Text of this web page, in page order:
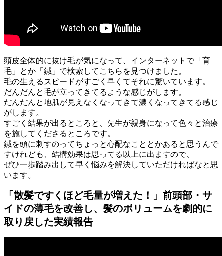
頭皮全体的に抜け毛が気になって、インターネットで「育
毛」とか「鍼」で検索してこちらを見つけました。
毛の生えるスピードがすごく早くてそれに驚いています。
だんだんと毛が立ってきてるような感じがします。
だんだんと地肌が見えなくなってきて濃くなってきてる感じ
がします。
すごく結果が出るところと、先生が親身になって色々と治療
を施してくださるところです。
鍼を頭に刺すのってちょっと心配なこととかあると思うんで
すけれども、結構効果は思ってる以上に出ますので、
ぜひ一歩踏み出して早く悩みを解決していただければなと思
います。
「散髪ですくほど毛量が増えた！」前頭部・サ
イドの薄毛を改善し、髪のボリュームを劇的に
取り戻した実績報告